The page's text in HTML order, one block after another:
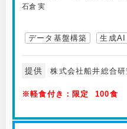
石倉 実
データ基盤構築 生成AI
提供 株式会社船井総合研
※軽食付き：限定 100食